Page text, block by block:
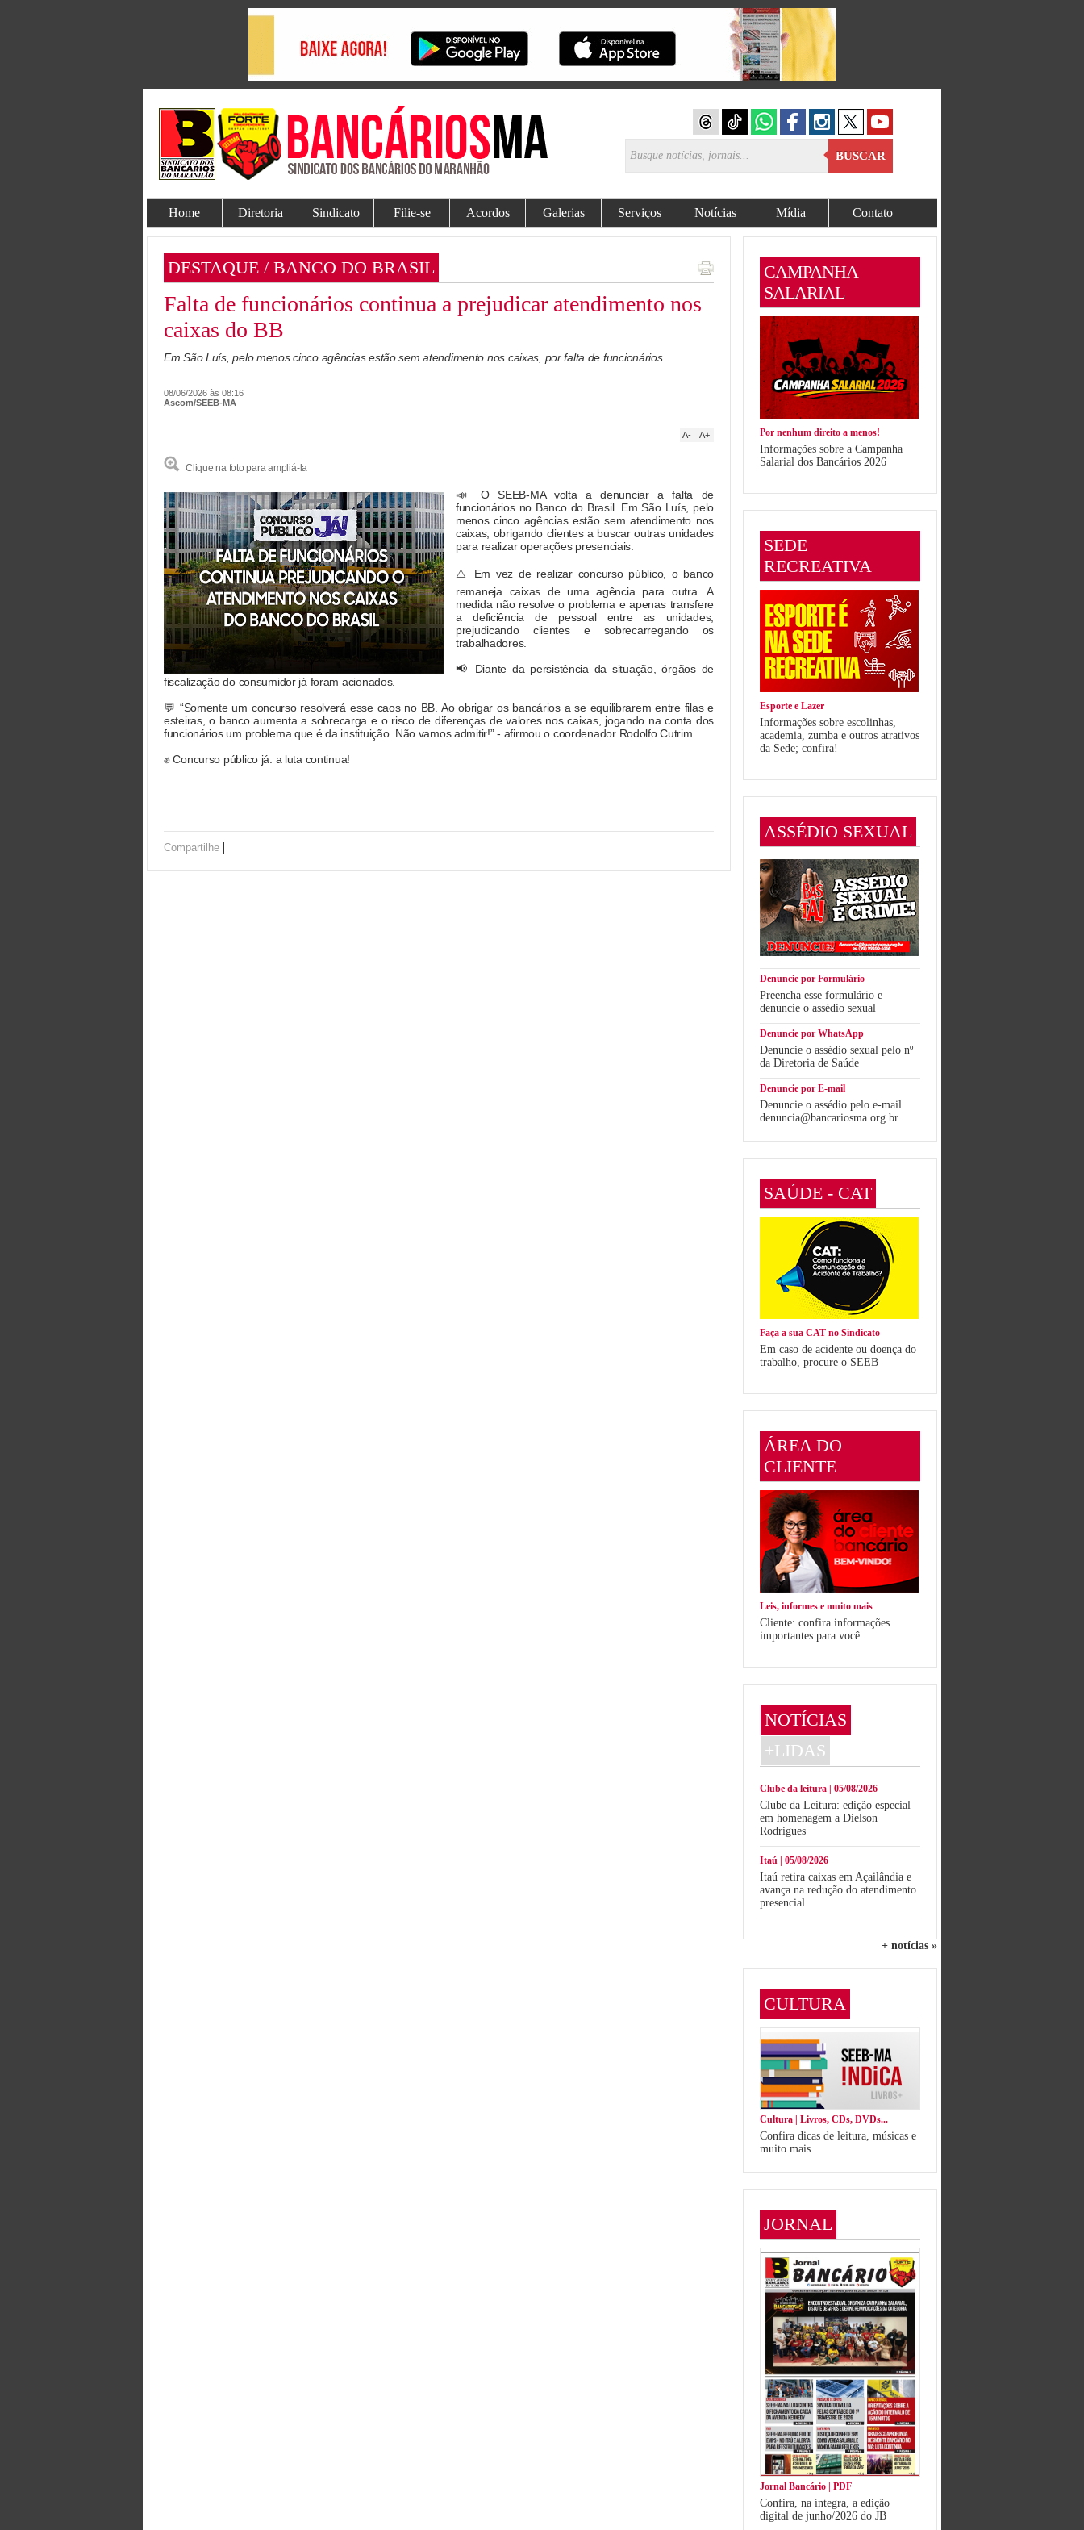
BUSCAR
Home Diretoria Sindicato Filie-se Acordos Galerias Serviços Notícias Mídia Contato
DESTAQUE / BANCO DO BRASIL
Falta de funcionários continua a prejudicar atendimento nos
caixas do BB
Em São Luís, pelo menos cinco agências estão sem atendimento nos caixas, por falta de funcionários.
08/06/2026 às 08:16
Ascom/SEEB-MA
A+
A-
Clique na foto para ampliá-la
📣 O SEEB-MA volta a denunciar a falta de
funcionários no Banco do Brasil. Em São Luís, pelo
menos cinco agências estão sem atendimento nos
caixas, obrigando clientes a buscar outras unidades
para realizar operações presenciais.
⚠️ Em vez de realizar concurso público, o banco
remaneja caixas de uma agência para outra. A
medida não resolve o problema e apenas transfere
a deficiência de pessoal entre as unidades,
prejudicando clientes e sobrecarregando os
trabalhadores.
📢 Diante da persistência da situação, órgãos de
fiscalização do consumidor já foram acionados.
💬 “Somente um concurso resolverá esse caos no BB. Ao obrigar os bancários a se equilibrarem entre filas e
esteiras, o banco aumenta a sobrecarga e o risco de diferenças de valores nos caixas, jogando na conta dos
funcionários um problema que é da instituição. Não vamos admitir!” - afirmou o coordenador Rodolfo Cutrim.
✊ Concurso público já: a luta continua!
Compartilhe |
CAMPANHA
SALARIAL
Por nenhum direito a menos!
Informações sobre a Campanha
Salarial dos Bancários 2026
SEDE
RECREATIVA
Esporte e Lazer
Informações sobre escolinhas,
academia, zumba e outros atrativos
da Sede; confira!
ASSÉDIO SEXUAL
Denuncie por Formulário
Preencha esse formulário e
denuncie o assédio sexual
Denuncie por WhatsApp
Denuncie o assédio sexual pelo nº
da Diretoria de Saúde
Denuncie por E-mail
Denuncie o assédio pelo e-mail
denuncia@bancariosma.org.br
SAÚDE - CAT
Faça a sua CAT no Sindicato
Em caso de acidente ou doença do
trabalho, procure o SEEB
ÁREA DO
CLIENTE
Leis, informes e muito mais
Cliente: confira informações
importantes para você
NOTÍCIAS
+LIDAS
Clube da leitura | 05/08/2026
Clube da Leitura: edição especial
em homenagem a Dielson
Rodrigues
Itaú | 05/08/2026
Itaú retira caixas em Açailândia e
avança na redução do atendimento
presencial
+ notícias »
CULTURA
Cultura | Livros, CDs, DVDs...
Confira dicas de leitura, músicas e
muito mais
JORNAL
Jornal Bancário | PDF
Confira, na íntegra, a edição
digital de junho/2026 do JB